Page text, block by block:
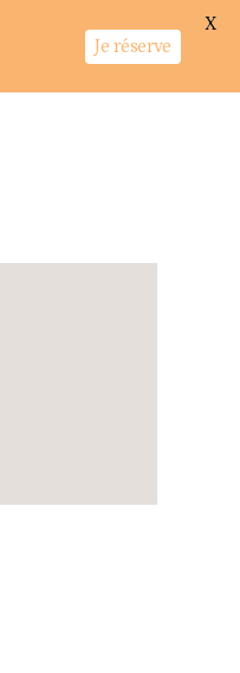
Je réserve
X